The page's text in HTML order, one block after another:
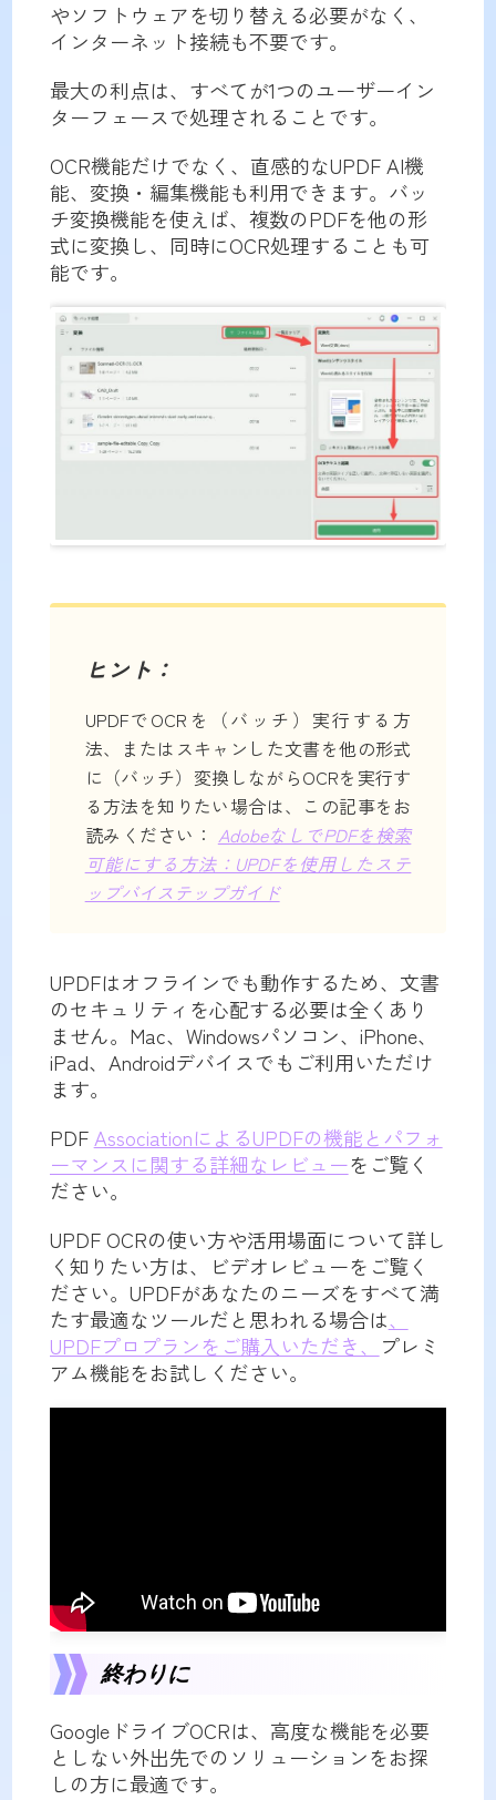
やソフトウェアを切り替える必要がなく、
インターネット接続も不要です。
最大の利点は、すべてが1つのユーザーイン
ターフェースで処理されることです。
OCR機能だけでなく、直感的なUPDF AI機
能、変換・編集機能も利用できます。バッ
チ変換機能を使えば、複数のPDFを他の形
式に変換し、同時にOCR処理することも可
能です。
ヒント：
UPDFでOCRを（バッチ）実行する方
法、またはスキャンした文書を他の形式
に（バッチ）変換しながらOCRを実行す
る方法を知りたい場合は、この記事をお
読みください： AdobeなしでPDFを検索
可能にする方法：UPDFを使用したステ
ップバイステップガイド
UPDFはオフラインでも動作するため、文書
のセキュリティを心配する必要は全くあり
ません。Mac、Windowsパソコン、iPhone、
iPad、Androidデバイスでもご利用いただけ
ます。
PDF AssociationによるUPDFの機能とパフォ
ーマンスに関する詳細なレビューをご覧く
ださい。
UPDF OCRの使い方や活用場面について詳し
く知りたい方は、ビデオレビューをご覧く
ださい。UPDFがあなたのニーズをすべて満
たす最適なツールだと思われる場合は、
UPDFプロプランをご購入いただき、
プレミ
アム機能をお試しください。
終わりに
GoogleドライブOCRは、高度な機能を必要
としない外出先でのソリューションをお探
しの方に最適です。